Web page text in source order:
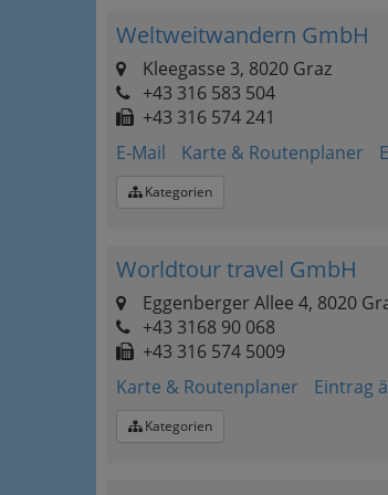
Weltweitwandern GmbH
Kleegasse 3, 8020 Graz
+43 316 583 504
+43 316 574 241
E-Mail
Karte & Routenplaner
Kategorien
Worldtour travel GmbH
Eggenberger Allee 4, 8020
+43 3168 90 068
+43 316 574 5009
Karte & Routenplaner
Eintrag
Kategorien